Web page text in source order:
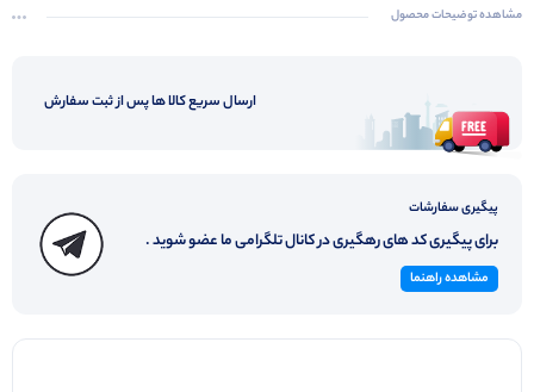
مشاهده توضیحات محصول
ارسال سریع کالا ها پس از ثبت سفارش
پیگیری سفارشات
برای پیگیری کد های رهگیری در کانال تلگرامی ما عضو شوید .
مشاهده راهنما